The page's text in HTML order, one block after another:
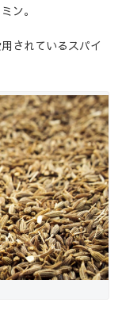
ン。
されているスパイ